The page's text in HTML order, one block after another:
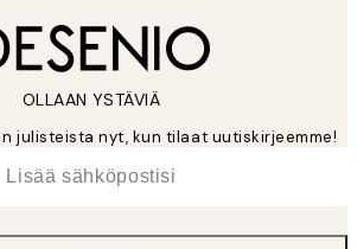
OLLAAN YSTÄVIÄ
julisteista nyt, kun tilaat uutiskirjeemme!